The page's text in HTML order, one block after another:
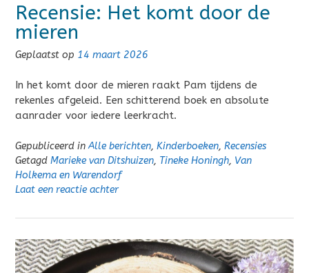
Recensie: Het komt door de
mieren
Geplaatst op 14 maart 2026
In het komt door de mieren raakt Pam tijdens de
rekenles afgeleid. Een schitterend boek en absolute
aanrader voor iedere leerkracht.
Gepubliceerd inAlle berichten, Kinderboeken, Recensies
Getagd Marieke van Ditshuizen, Tineke Honingh, Van
Holkema en Warendorf
Laat een reactie achter